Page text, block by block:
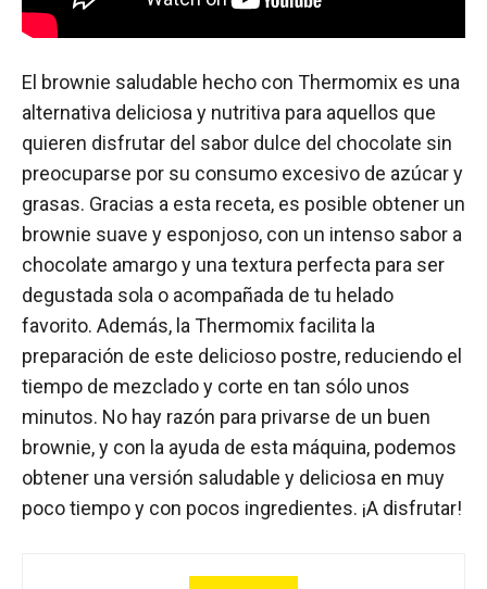
El brownie saludable hecho con Thermomix es una
alternativa deliciosa y nutritiva para aquellos que
quieren disfrutar del sabor dulce del chocolate sin
preocuparse por su consumo excesivo de azúcar y
grasas. Gracias a esta receta, es posible obtener un
brownie suave y esponjoso, con un intenso sabor a
chocolate amargo y una textura perfecta para ser
degustada sola o acompañada de tu helado
favorito. Además, la Thermomix facilita la
preparación de este delicioso postre, reduciendo el
tiempo de mezclado y corte en tan sólo unos
minutos. No hay razón para privarse de un buen
brownie, y con la ayuda de esta máquina, podemos
obtener una versión saludable y deliciosa en muy
poco tiempo y con pocos ingredientes. ¡A disfrutar!